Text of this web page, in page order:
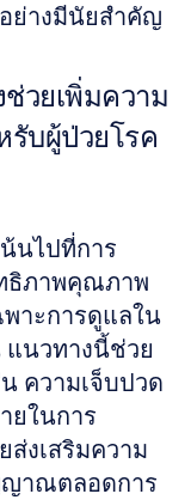
ย่างมีนัยสำคัญ
วยเพิ่มความ
บผู้ป่วยโรค
นไปที่การ
ธิภาพคุณภาพ
าะการดูแลใน
แนวทางนี้ช่วย
ความเจ็บปวด
ยในการ
งเสริมความ
าณตลอดการ